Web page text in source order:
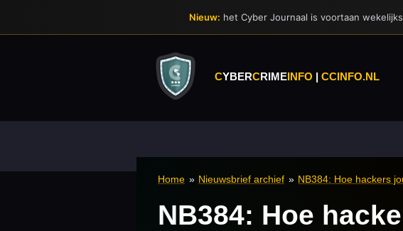
CYBERCRIMEINFO | CCINFO.NL
Home » Nieuwsbrief archief » NB384: Hoe hackers
NB384: Hoe
Nieuw: het Cyber Journaal is voortaan